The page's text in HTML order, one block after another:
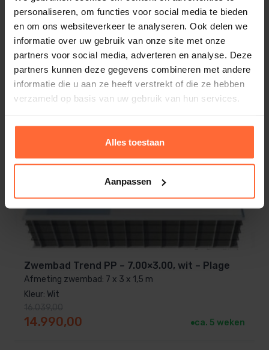
personaliseren, om functies voor social media te bieden
en om ons websiteverkeer te analyseren. Ook delen we
informatie over uw gebruik van onze site met onze
partners voor social media, adverteren en analyse. Deze
partners kunnen deze gegevens combineren met andere
informatie die u aan ze heeft verstrekt of die ze hebben
verzameld op basis van uw gebruik van hun services.
Alles toestaan
Aanpassen
Zwembad Trend PP – 7.00×3.00, Licht grijs-
Plage
Kleur: Licht grijs
Oorspronkelijke prijs was: 16.039,00.
14.990,00
Huidige prijs is: 14.990,00.
Aanbieding
Zwembad Trend PP – 7.00×3.00, wit – Plage
Afmeting zwembad: 7 x 3 x 1,5 m
Kleur: Wit
14.990,00 ca. 5 weken